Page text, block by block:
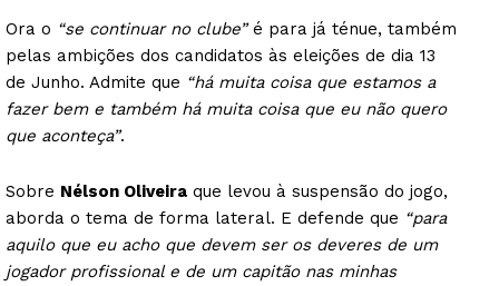
Ora o “se continuar no clube”é para já ténue, também
pelas ambições dos candidatos às eleições de dia 13
de Junho. Admite que “há muita coisa que estamos a
fazer bem e também há muita coisa que eu não quero
que aconteça”.
Sobre Nélson Oliveira que levou à suspensão do jogo,
aborda o tema de forma lateral. E defende que “para
aquilo que eu acho que devem ser os deveres de um
jogador profissional e de um capitão nas minhas